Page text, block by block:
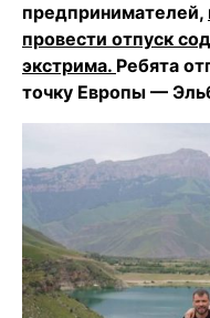
предпринимателей,
провести отпуск
экстрима. Ребята
точку Европы —